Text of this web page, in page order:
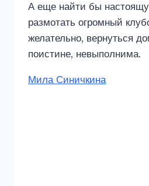
А еще найти бы
размотать огромный
желательно, вернуться
поистине, невыполнима.
Метки
Мила Синичкина